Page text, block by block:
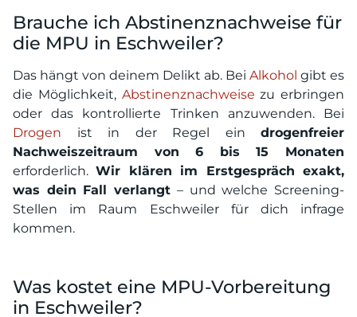
Brauche ich Abstinenznachweise für
die MPU in Eschweiler?
Das hängt von deinem Delikt ab. Bei Alkohol gibt es
die Möglichkeit, Abstinenznachweise zu erbringen
oder das kontrollierte Trinken anzuwenden. Bei
Drogen ist in der Regel ein drogenfreier
Nachweiszeitraum von 6 bis 15 Monaten
erforderlich.Wir klären im Erstgespräch exakt,
was dein Fall verlangt – und welche Screening-
Stellen im Raum Eschweiler für dich infrage
kommen.
Was kostet eine MPU-Vorbereitung
in Eschweiler?